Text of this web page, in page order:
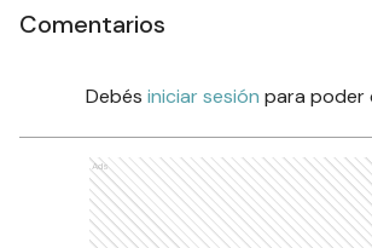
Comentarios
Debés iniciar sesión para poder
Ads